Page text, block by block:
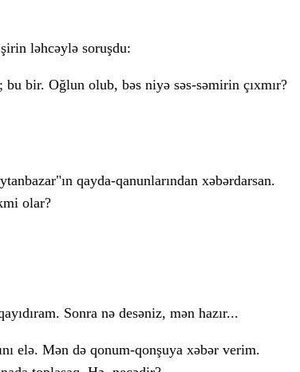
ləhcəylə soruşdu:
bir. Oğlun olub, bəs niyə səs-səmirin çıxmır?
qayda-qanunlarından xəbərdarsan.
olar?
Sonra nə desəniz, mən hazır...
elə. Mən də qonum-qonşuya xəbər verim.